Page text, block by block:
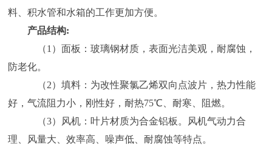
料、积水管和水箱的工作更加方便。
产品结构:
（1）面板：玻璃钢材质，表面光洁美观，耐腐蚀，
防老化。
（2）填料：为改性聚氯乙烯双向点波片，热力性能
好，气流阻力小，刚性好，耐热75℃、耐寒、阻燃。
（3）风机：叶片材质为合金铝板。风机气动力合
理、风量大、效率高、噪声低、耐腐蚀等特点。